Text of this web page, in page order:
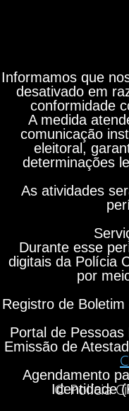
Informamos que
desativado em
conformidade
A medida
comunicação
eleitoral,
determinações
As atividades
Durante esse
digitais da Polícia
por
Registro de
Portal de Pessoas
Emissão de
Agendamento
Identidade
© Polícia